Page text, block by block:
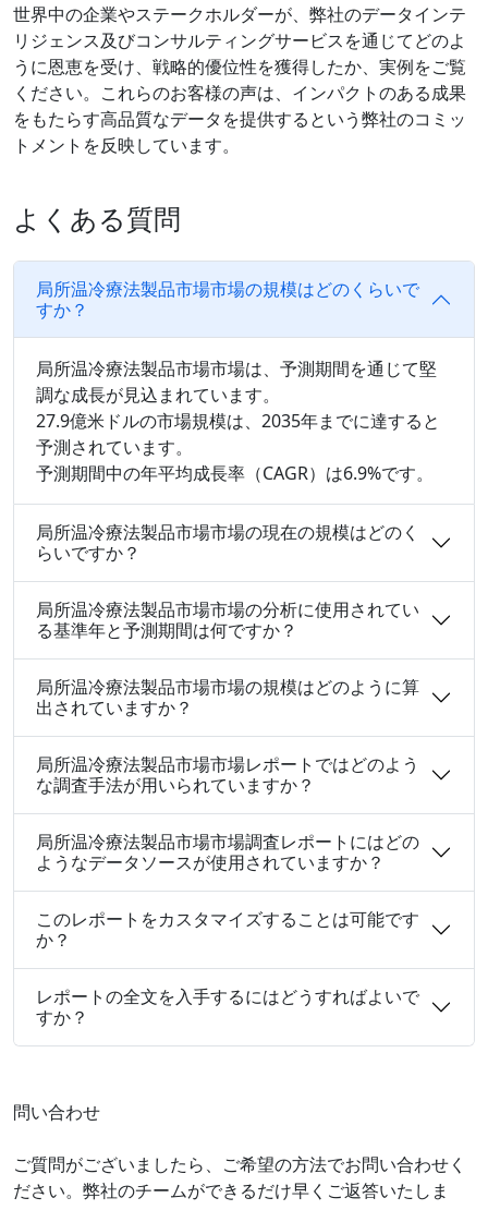
世界中の企業やステークホルダーが、弊社のデータインテ
リジェンス及びコンサルティングサービスを通じてどのよ
うに恩恵を受け、戦略的優位性を獲得したか、実例をご覧
ください。これらのお客様の声は、インパクトのある成果
をもたらす高品質なデータを提供するという弊社のコミッ
トメントを反映しています。
よくある質問
局所温冷療法製品市場市場の規模はどのくらいで
すか？
局所温冷療法製品市場市場は、予測期間を通じて堅
調な成長が見込まれています。
27.9億米ドルの市場規模は、2035年までに達すると
予測されています。
予測期間中の年平均成長率（CAGR）は6.9%です。
局所温冷療法製品市場市場の現在の規模はどのく
らいですか？
局所温冷療法製品市場市場の分析に使用されてい
る基準年と予測期間は何ですか？
局所温冷療法製品市場市場の規模はどのように算
出されていますか？
局所温冷療法製品市場市場レポートではどのよう
な調査手法が用いられていますか？
局所温冷療法製品市場市場調査レポートにはどの
ようなデータソースが使用されていますか？
このレポートをカスタマイズすることは可能です
か？
レポートの全文を入手するにはどうすればよいで
すか？
問い合わせ
ご質問がございましたら、ご希望の方法でお問い合わせく
ださい。弊社のチームができるだけ早くご返答いたしま